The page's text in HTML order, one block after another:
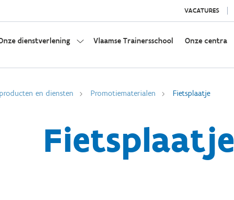
VACATURES
dienstverlening Vlaamse Trainersschool Onze centra
en diensten Promotiematerialen Fietsplaatje
Fietsplaatje